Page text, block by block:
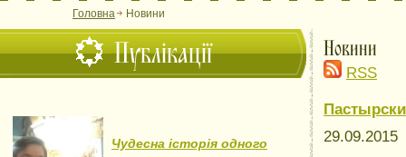
Головна Новини
Публікації
Чудесна історія одного
Новини
RSS
29.09.2015